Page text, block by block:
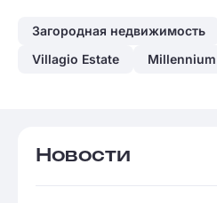
Загородная недвижимость
Villagio Estate
Millennium
Новости